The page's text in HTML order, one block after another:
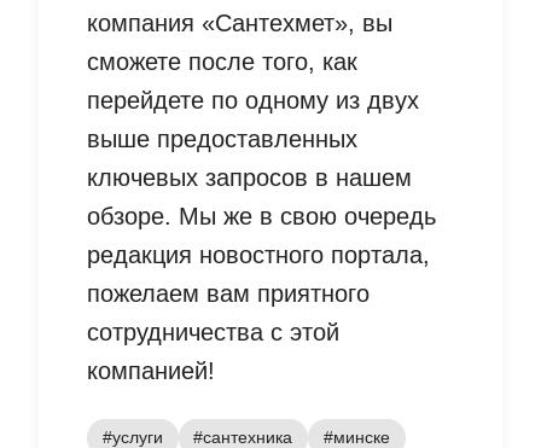
компания «Сантехмет», вы
сможете после того, как
перейдете по одному из двух
выше предоставленных
ключевых запросов в нашем
обзоре. Мы же в свою очередь
редакция новостного портала,
пожелаем вам приятного
сотрудничества с этой
компанией!
#услуги #сантехника #минске